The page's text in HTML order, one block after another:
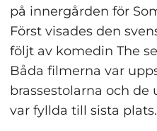
på innergården för
Först visades den
följt av komedin The
Båda filmerna var
brassestolarna och
var fyllda till sista plats.